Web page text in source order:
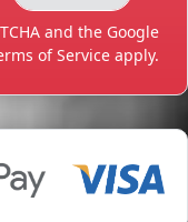
and the Google
of Service apply.